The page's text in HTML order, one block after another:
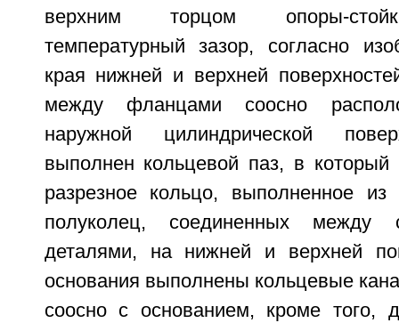
верхним торцом опоры-
температурный зазор, согласно
края нижней и верхней
между фланцами соосно
наружной цилиндрической
выполнен кольцевой паз, в который
разрезное кольцо, выполненное из
полуколец, соединенных между
деталями, на нижней и верхней
основания выполнены кольцевые
соосно с основанием, кроме того,